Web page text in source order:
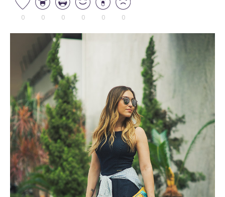
0 0 0 0 0 0